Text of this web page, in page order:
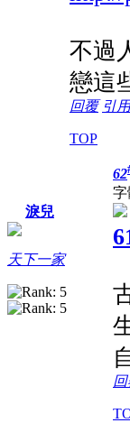
不過
戀這
回覆 引用
TOP
淚兒
天下一家
62
字